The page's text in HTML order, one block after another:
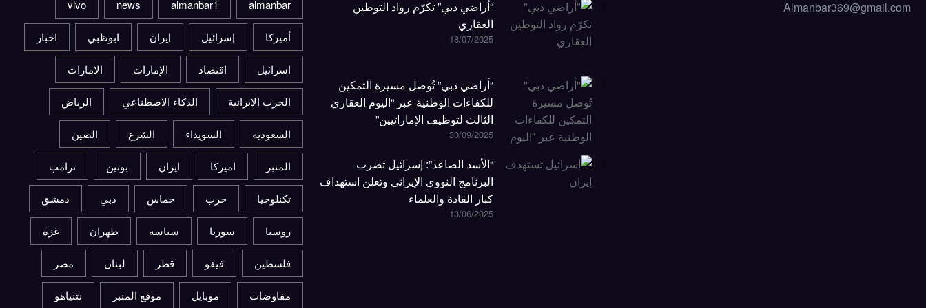
Almanbar369@gmail.com
“أراضي دبي” تكرّم رواد التوطين
العقاري
18/07/2025
“أراضي دبي” تُوصل مسيرة التمكين
للكفاءات الوطنية عبر “اليوم العقاري
الثالث لتوظيف الإماراتيين”
30/09/2025
“الأسد الصاعد”: إسرائيل تضرب
البرنامج النووي الإيراني وتعلن استهداف
كبار القادة والعلماء
13/06/2025
almanbar
almanbar1
news
vivo
أميركا إسرائيل إيران ابوظبي اخبار
اسرائيل اقتصاد الإمارات الامارات
الحرب الايرانية الذكاء الاصطناعي الرياض
السعودية السويداء الشرع الصين
المنبر اميركا ايران بوتين ترامب
تكنلوجيا حرب حماس دبي دمشق
روسيا سوريا سياسة طهران غزة
فلسطين فيفو قطر لبنان مصر
مفاوضات موبايل موقع المنبر نتنياهو